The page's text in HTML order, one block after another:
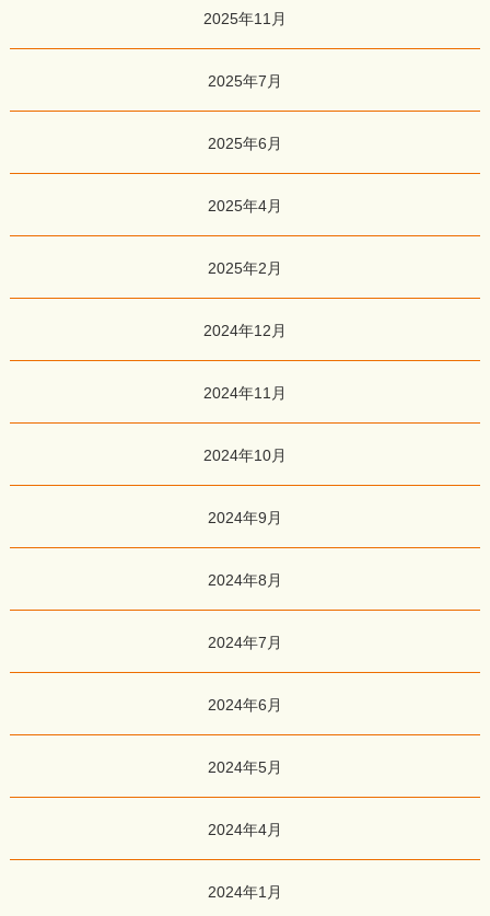
2025年11月
2025年7月
2025年6月
2025年4月
2025年2月
2024年12月
2024年11月
2024年10月
2024年9月
2024年8月
2024年7月
2024年6月
2024年5月
2024年4月
2024年1月